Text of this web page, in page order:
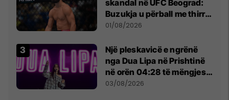
skandal në UFC Beograd:
Buzukja u përball me thirrje
anti-shqiptare nga
01/08/2026
Një pleskavicë e ngrënë
nga Dua Lipa në Prishtinë
në orën 04:28 të mëngjesit
- dhe bota digjitale serbe
03/08/2026